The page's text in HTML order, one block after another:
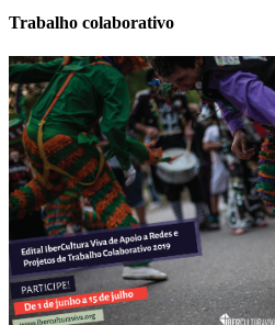
Trabalho colaborativo